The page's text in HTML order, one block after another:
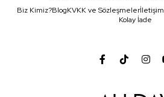
Biz Kimiz?BlogKVKK ve Sözleşmelerİletişim
Kolay İade